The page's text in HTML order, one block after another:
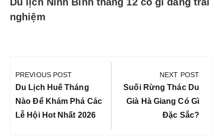
nghiệm
hướng
bài
viết
PREVIOUS POST
Previous
Post:
Du Lịch Huế Tháng
Nào Để Khám Phá Các
Lễ Hội Hot Nhất 2026
NEXT POST
Next
Post:
Suối Rừng Thác Du
Già Hà Giang Có Gì
Đặc Sắc?